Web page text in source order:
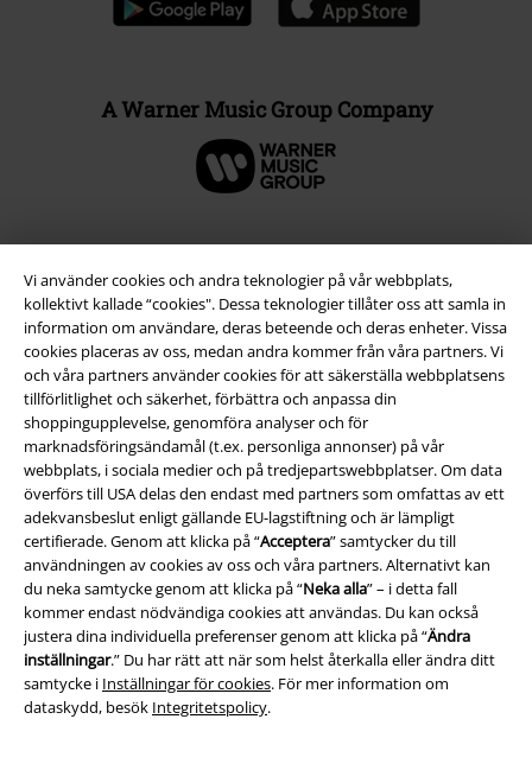
Vi använder cookies och andra teknologier på vår webbplats,
kollektivt kallade “cookies". Dessa teknologier tillåter oss att samla in
information om användare, deras beteende och deras enheter. Vissa
cookies placeras av oss, medan andra kommer från våra partners. Vi
och våra partners använder cookies för att säkerställa webbplatsens
tillförlitlighet och säkerhet, förbättra och anpassa din
shoppingupplevelse, genomföra analyser och för
marknadsföringsändamål (t.ex. personliga annonser) på vår
webbplats, i sociala medier och på tredjepartswebbplatser. Om data
överförs till USA delas den endast med partners som omfattas av ett
adekvansbeslut enligt gällande EU-lagstiftning och är lämpligt
certifierade. Genom att klicka på “Acceptera” samtycker du till
användningen av cookies av oss och våra partners. Alternativt kan
du neka samtycke genom att klicka på “Neka alla” – i detta fall
kommer endast nödvändiga cookies att användas. Du kan också
justera dina individuella preferenser genom att klicka på “Ändra
inställningar.” Du har rätt att när som helst återkalla eller ändra ditt
samtycke i Inställningar för cookies. För mer information om
dataskydd, besök Integritetspolicy.
A Warner Music Group Company
Juridisk information/Villkor
Villkor
Om oss
Ladda ner villkoren
Avfallshantering och miljöskydd
Försäkran om överensstämmelse